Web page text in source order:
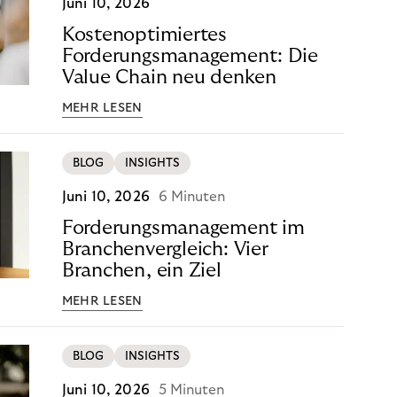
Juni 10, 2026
Kostenoptimiertes
Forderungsmanagement: Die
Value Chain neu denken
MEHR LESEN
BLOG INSIGHTS
Juni 10, 2026 6 Minuten
Forderungsmanagement im
Branchenvergleich: Vier
Branchen, ein Ziel
MEHR LESEN
BLOG INSIGHTS
Juni 10, 2026 5 Minuten